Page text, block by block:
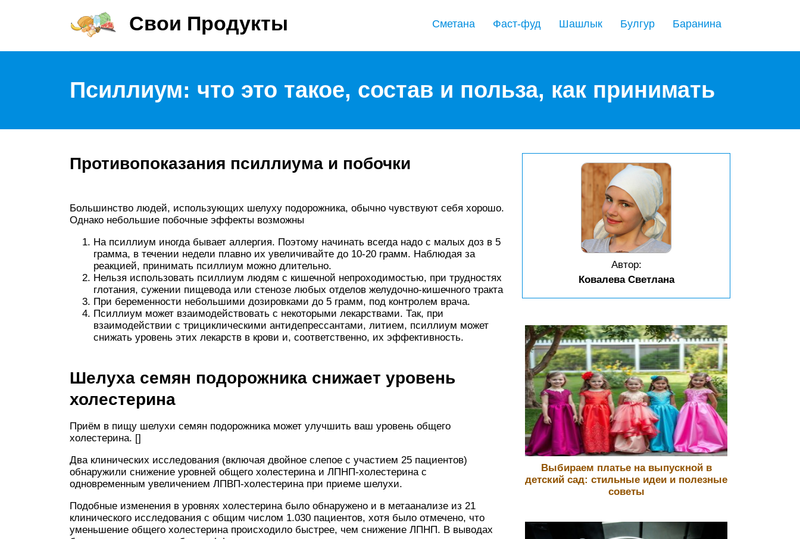
Свои Продукты Баранина
Булгур
Шашлык
Фаст-фуд
Сметана
Псиллиум: что это такое, состав и польза, как принимать
Противопоказания псиллиума и побочки
Большинство людей, использующих шелуху подорожника, обычно чувствуют себя хорошо.
Однако небольшие побочные эффекты возможны
На псиллиум иногда бывает аллергия. Поэтому начинать всегда надо с малых доз в 5
грамма, в течении недели плавно их увеличивайте до 10-20 грамм. Наблюдая за
реакцией, принимать псиллиум можно длительно.
Нельзя использовать псиллиум людям с кишечной непроходимостью, при трудностях
глотания, сужении пищевода или стенозе любых отделов желудочно-кишечного тракта
При беременности небольшими дозировками до 5 грамм, под контролем врача.
Псиллиум может взаимодействовать с некоторыми лекарствами. Так, при
взаимодействии с трициклическими антидепрессантами, литием, псиллиум может
снижать уровень этих лекарств в крови и, соответственно, их эффективность.
Шелуха семян подорожника снижает уровень
холестерина
Приём в пищу шелухи семян подорожника может улучшить ваш уровень общего
холестерина. []
Два клинических исследования (включая двойное слепое с участием 25 пациентов)
обнаружили снижение уровней общего холестерина и ЛПНП-холестерина с
одновременным увеличением ЛПВП-холестерина при приеме шелухи.
Подобные изменения в уровнях холестерина было обнаружено и в метаанализе из 21
клинического исследования с общим числом 1.030 пациентов, хотя было отмечено, что
уменьшение общего холестерина происходило быстрее, чем снижение ЛПНП. В выводах
Автор:
Ковалева Светлана
Выбираем платье на выпускной в
детский сад: стильные идеи и полезные
советы